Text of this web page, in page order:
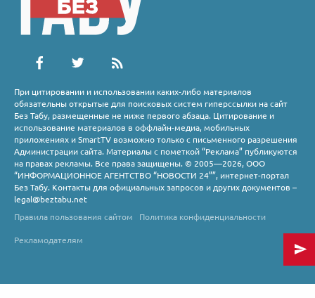
При цитировании и использовании каких-либо материалов
обязательны открытые для поисковых систем гиперссылки на сайт
Без Табу, размещенные не ниже первого абзаца. Цитирование и
использование материалов в оффлайн-медиа, мобильных
приложениях и SmartTV возможно только с письменного разрешения
Администрации сайта. Материалы с пометкой “Реклама” публикуются
на правах рекламы. Все права защищены. © 2005—2026, ООО
“ИНФОРМАЦИОННОЕ АГЕНТСТВО “НОВОСТИ 24””, интернет-портал
Без Табу. Контакты для официальных запросов и других документов –
legal@beztabu.net
Правила пользования сайтом
Политика конфиденциальности
Рекламодателям